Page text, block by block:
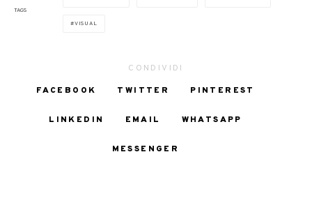
TAGS
VISUAL
CONDIVIDI
FACEBOOK
TWITTER PINTEREST
LINKEDIN EMAIL WHATSAPP
MESSENGER